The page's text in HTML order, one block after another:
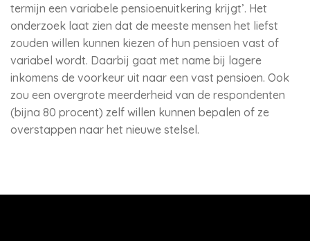
termijn een variabele pensioenuitkering krijgt’. Het
onderzoek laat zien dat de meeste mensen het liefst
zouden willen kunnen kiezen of hun pensioen vast of
variabel wordt. Daarbij gaat met name bij lagere
inkomens de voorkeur uit naar een vast pensioen. Ook
zou een overgrote meerderheid van de respondenten
(bijna 80 procent) zelf willen kunnen bepalen of ze
overstappen naar het nieuwe stelsel.